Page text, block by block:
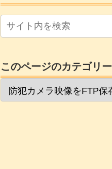
このページのカテゴリー